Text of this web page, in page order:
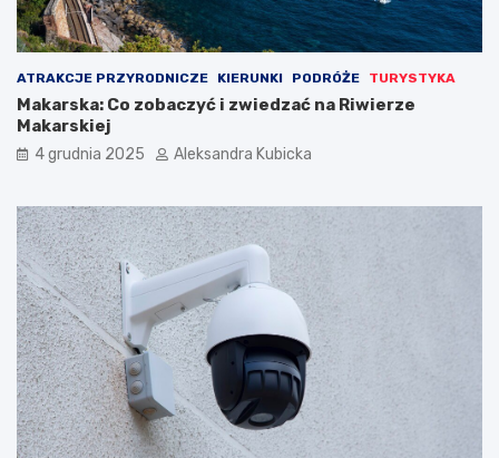
ATRAKCJE PRZYRODNICZE KIERUNKI PODRÓŻE TURYSTYKA
Makarska: Co zobaczyć i zwiedzać na Riwierze
Makarskiej
4 grudnia 2025 Aleksandra Kubicka